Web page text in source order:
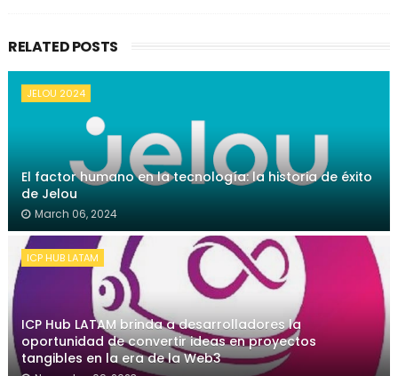
RELATED POSTS
JELOU 2024
El factor humano en la tecnología: la historia de éxito
de Jelou
March 06, 2024
ICP HUB LATAM
ICP Hub LATAM brinda a desarrolladores la
oportunidad de convertir ideas en proyectos
tangibles en la era de la Web3